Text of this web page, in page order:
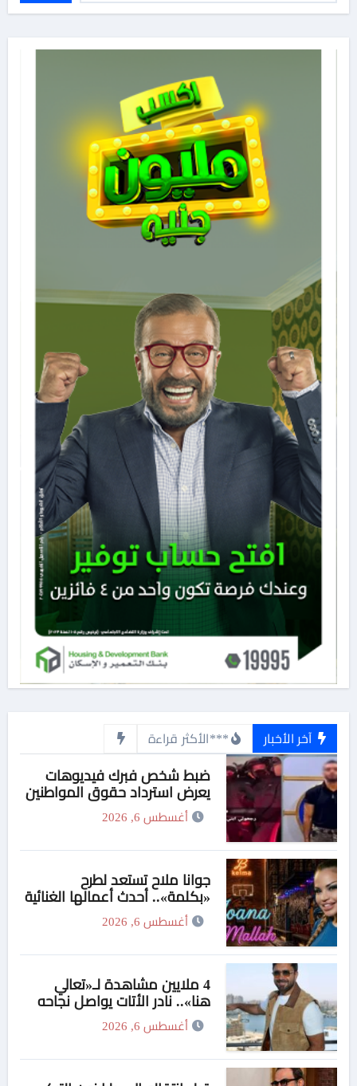
آخر الأخبار ***الأكثر قراءة
ضبط شخص فبرك فيديوهات
يعرض استرداد حقوق المواطنين
بالقوة
أغسطس 6, 2026
جوانا ملاح تستعد لطرح
«بكلمة».. أحدث أعمالها الغنائية
قريبًا على المنصات الرقمية
أغسطس 6, 2026
4 ملايين مشاهدة لـ«تعالي
هنا».. نادر الأتات يواصل نجاحه
باللهجة المصرية
أغسطس 6, 2026